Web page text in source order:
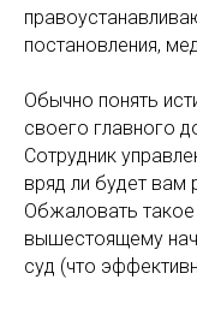
постановления,
Обычно понять
своего главного
Сотрудник
вряд ли будет вам
Обжаловать
вышестоящему
суд (что